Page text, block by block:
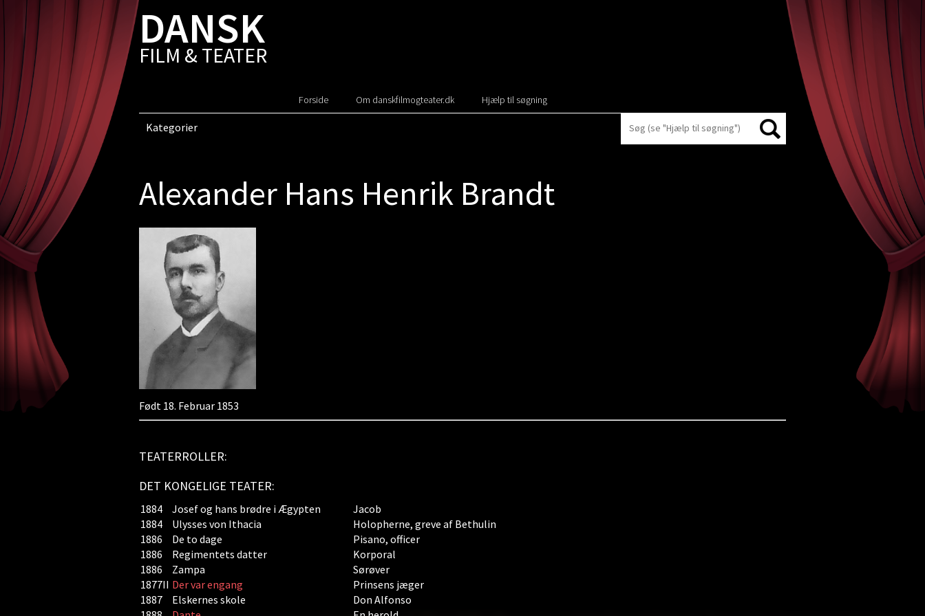
DANSK
FILM & TEATER
Forside Om danskfilmogteater.dk Hjælp til søgning
Kategorier
Alexander Hans Henrik Brandt
Født 18. Februar 1853
TEATERROLLER:
DET KONGELIGE TEATER:
1884 Josef og hans brødre i Ægypten
Jacob
1884
Ulysses von Ithacia
Holopherne, greve af Bethulin
1886
De to dage
Pisano, officer
1886
Regimentets datter
Korporal
1886
Zampa
Sørøver
1877II Der var engang
Prinsens jæger
1887
Elskernes skole
Don Alfonso